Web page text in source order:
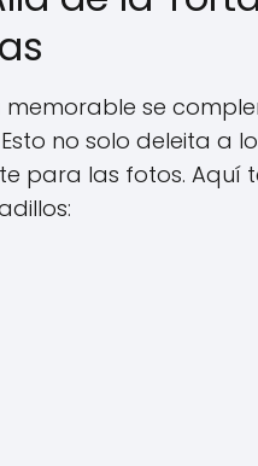
memorable se
no solo deleita a
para las fotos. Aquí